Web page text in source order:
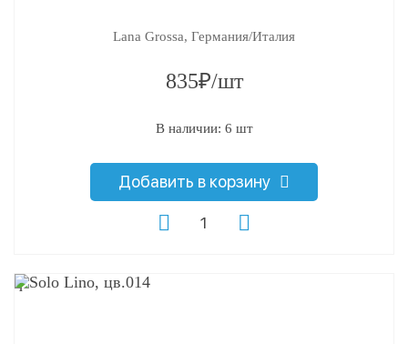
Lana Grossa, Германия/Италия
835₽/шт
В наличии: 6 шт
Добавить в корзину
q